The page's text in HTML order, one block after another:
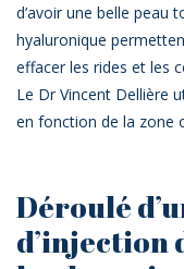
d’avoir une belle peau
hyaluronique
effacer les rides et les
Le Dr Vincent Dellière
en fonction de la zone
Déroulé
d’injection